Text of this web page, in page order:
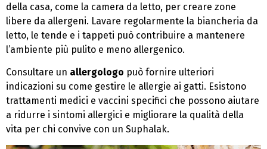
della casa, come la camera da letto, per creare zone
libere da allergeni. Lavare regolarmente la biancheria da
letto, le tende e i tappeti può contribuire a mantenere
l’ambiente più pulito e meno allergenico.
Consultare un allergologo può fornire ulteriori
indicazioni su come gestire le allergie ai gatti. Esistono
trattamenti medici e vaccini specifici che possono aiutare
a ridurre i sintomi allergici e migliorare la qualità della
vita per chi convive con un Suphalak.